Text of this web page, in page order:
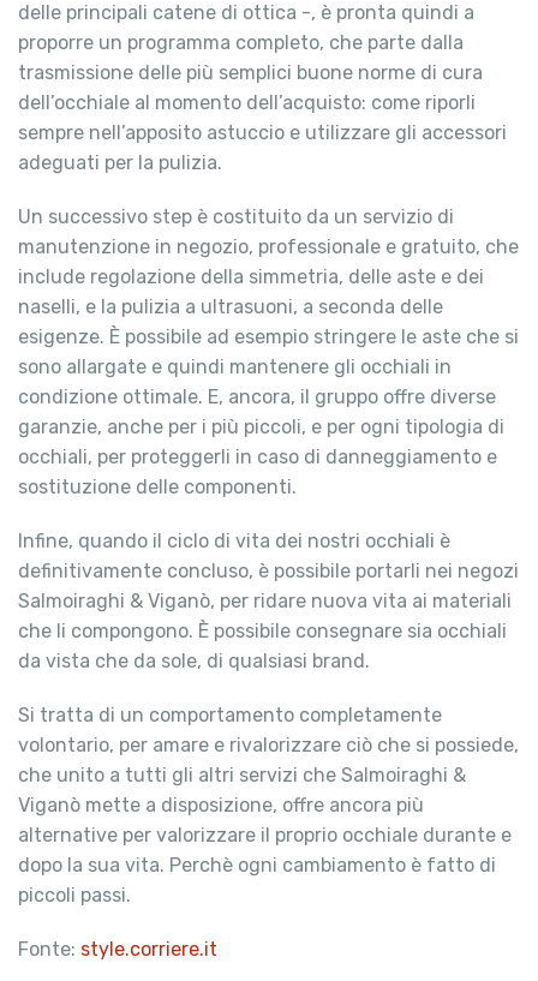
delle principali catene di ottica -, è pronta quindi a
proporre un programma completo, che parte dalla
trasmissione delle più semplici buone norme di cura
dell’occhiale al momento dell’acquisto: come riporli
sempre nell’apposito astuccio e utilizzare gli accessori
adeguati per la pulizia.
Un successivo step è costituito da un servizio di
manutenzione in negozio, professionale e gratuito, che
include regolazione della simmetria, delle aste e dei
naselli, e la pulizia a ultrasuoni, a seconda delle
esigenze. È possibile ad esempio stringere le aste che si
sono allargate e quindi mantenere gli occhiali in
condizione ottimale. E, ancora, il gruppo offre diverse
garanzie, anche per i più piccoli, e per ogni tipologia di
occhiali, per proteggerli in caso di danneggiamento e
sostituzione delle componenti.
Infine, quando il ciclo di vita dei nostri occhiali è
definitivamente concluso, è possibile portarli nei negozi
Salmoiraghi & Viganò, per ridare nuova vita ai materiali
che li compongono. È possibile consegnare sia occhiali
da vista che da sole, di qualsiasi brand.
Si tratta di un comportamento completamente
volontario, per amare e rivalorizzare ciò che si possiede,
che unito a tutti gli altri servizi che Salmoiraghi &
Viganò mette a disposizione, offre ancora più
alternative per valorizzare il proprio occhiale durante e
dopo la sua vita. Perchè ogni cambiamento è fatto di
piccoli passi.
Fonte: style.corriere.it